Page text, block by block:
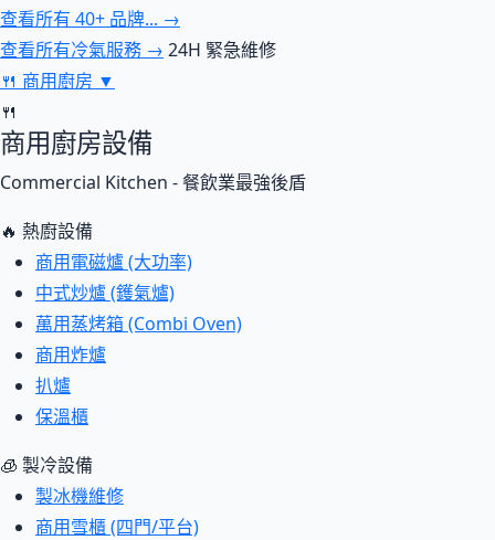
查看所有 40+ 品牌... →
查看所有冷氣服務 → 24H 緊急維修
🍴 商用廚房 ▼
🍴
商用廚房設備
Commercial Kitchen - 餐飲業最強後盾
🔥 熱廚設備
商用電磁爐 (大功率)
中式炒爐 (鑊氣爐)
萬用蒸烤箱 (Combi Oven)
商用炸爐
扒爐
保溫櫃
🧊 製冷設備
製冰機維修
商用雪櫃 (四門/平台)